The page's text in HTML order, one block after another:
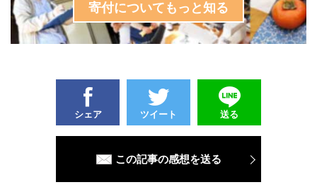
寄付についてもっと知る
シェア ツイート 送る
この記事の感想を送る